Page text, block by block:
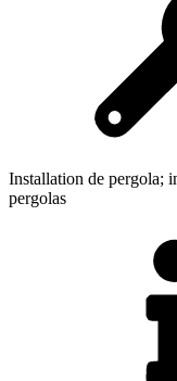
Installation de pergola;
pergolas